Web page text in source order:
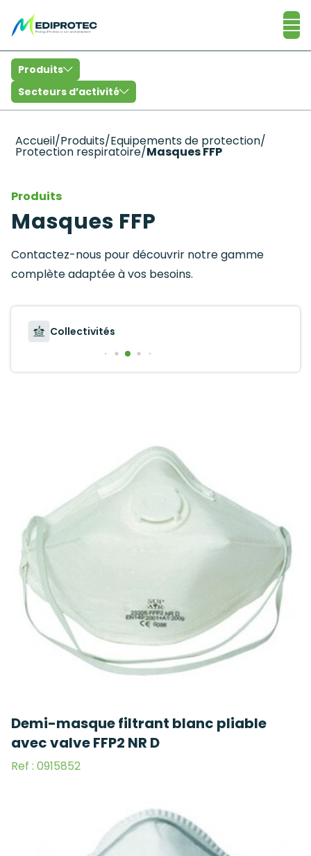
Secteurs d’activité
Produits
Accueil/Produits/Equipements de protection/
Protection respiratoire/Masques FFP
Produits
Masques FFP
Contactez-nous pour découvrir notre gamme
complète adaptée à vos besoins.
Collectivités
Demi-masque filtrant blanc pliable
avec valve FFP2 NR D
Ref : 0915852